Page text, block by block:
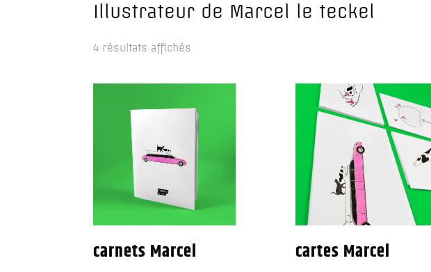
Illustrateur de Marcel le teckel
4 résultats affichés
carnets Marcel cartes Marcel